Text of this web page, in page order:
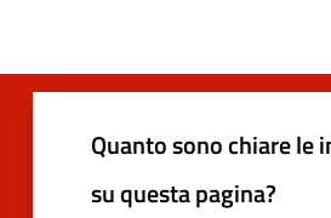
Quanto sono chiare le
su questa pagina?